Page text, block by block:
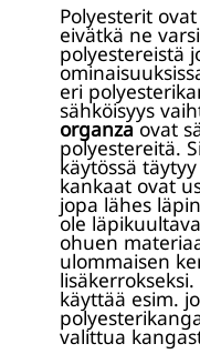
Polyesterit
eivätkä ne
polyestereistä
eri
sähköisyys
organzaovat
polyestereitä.
käytössä
kankaat ovat
jopa lähes
ole
ohuen
ulommaisen
käyttää esim.
valittua